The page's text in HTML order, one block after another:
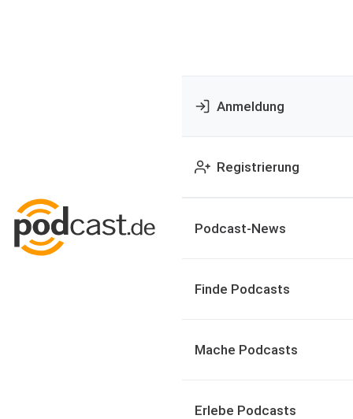
Anmeldung
Registrierung
Podcast-News
Finde Podcasts
Mache Podcasts
Erlebe Podcasts